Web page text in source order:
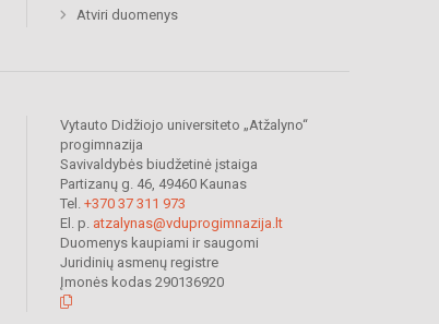
Atviri duomenys
Vytauto Didžiojo universiteto „Atžalyno“
progimnazija
Savivaldybės biudžetinė įstaiga
Partizanų g. 46, 49460 Kaunas
Tel. +370 37 311 973
El. p. atzalynas@vduprogimnazija.lt
Duomenys kaupiami ir saugomi
Juridinių asmenų registre
Įmonės kodas 290136920